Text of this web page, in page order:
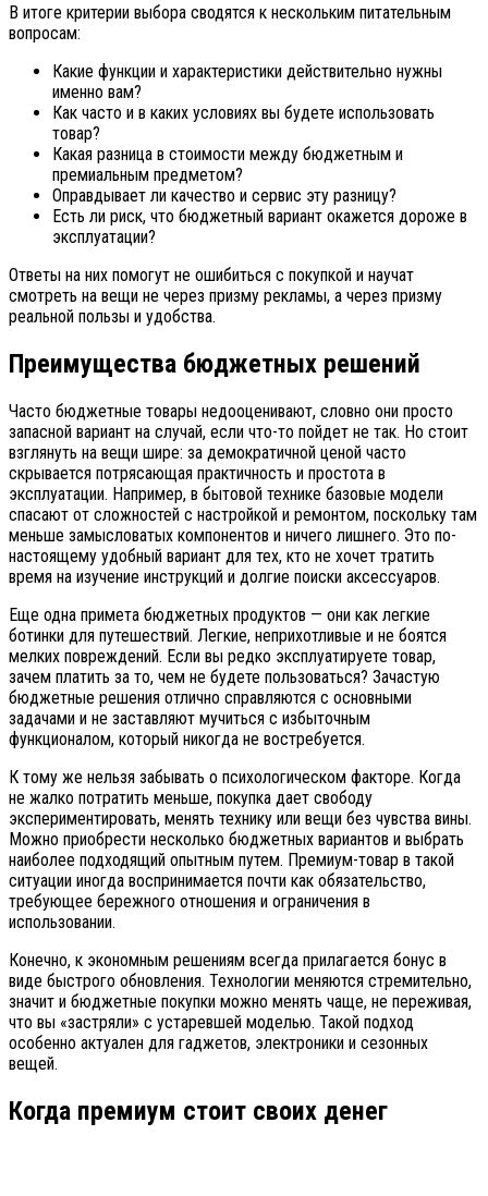
В итоге критерии выбора сводятся к нескольким питательным
вопросам:
Какие функции и характеристики действительно нужны
именно вам?
Как часто и в каких условиях вы будете использовать
товар?
Какая разница в стоимости между бюджетным и
премиальным предметом?
Оправдывает ли качество и сервис эту разницу?
Есть ли риск, что бюджетный вариант окажется дороже в
эксплуатации?
Ответы на них помогут не ошибиться с покупкой и научат
смотреть на вещи не через призму рекламы, а через призму
реальной пользы и удобства.
Преимущества бюджетных решений
Часто бюджетные товары недооценивают, словно они просто
запасной вариант на случай, если что-то пойдет не так. Но стоит
взглянуть на вещи шире: за демократичной ценой часто
скрывается потрясающая практичность и простота в
эксплуатации. Например, в бытовой технике базовые модели
спасают от сложностей с настройкой и ремонтом, поскольку там
меньше замысловатых компонентов и ничего лишнего. Это по-
настоящему удобный вариант для тех, кто не хочет тратить
время на изучение инструкций и долгие поиски аксессуаров.
Еще одна примета бюджетных продуктов — они как легкие
ботинки для путешествий. Легкие, неприхотливые и не боятся
мелких повреждений. Если вы редко эксплуатируете товар,
зачем платить за то, чем не будете пользоваться? Зачастую
бюджетные решения отлично справляются с основными
задачами и не заставляют мучиться с избыточным
функционалом, который никогда не востребуется.
К тому же нельзя забывать о психологическом факторе. Когда
не жалко потратить меньше, покупка дает свободу
экспериментировать, менять технику или вещи без чувства вины.
Можно приобрести несколько бюджетных вариантов и выбрать
наиболее подходящий опытным путем. Премиум-товар в такой
ситуации иногда воспринимается почти как обязательство,
требующее бережного отношения и ограничения в
использовании.
Конечно, к экономным решениям всегда прилагается бонус в
виде быстрого обновления. Технологии меняются стремительно,
значит и бюджетные покупки можно менять чаще, не переживая,
что вы «застряли» с устаревшей моделью. Такой подход
особенно актуален для гаджетов, электроники и сезонных
вещей.
Когда премиум стоит своих денег